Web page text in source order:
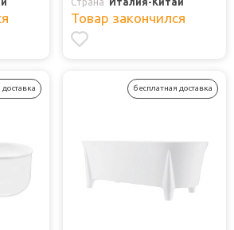
Товар закончился
бесплатная доставка